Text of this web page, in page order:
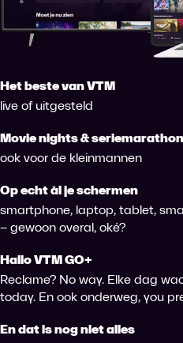
Het beste van VTM
live of uitgesteld
Movie nights &
ook voor de kleinmannen
Op echt àl je schermen
smartphone, laptop, tablet,
– gewoon overal, oké?
Hallo VTM GO+
Reclame? No way. Elke dag
today. En ook onderweg, you
En dat is nog niet alles